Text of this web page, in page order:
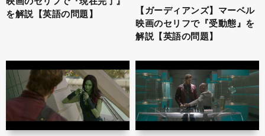
を解説【英語の問題】
【ガーディアンズ】マーベル
映画のセリフで『受動態』を
解説【英語の問題】